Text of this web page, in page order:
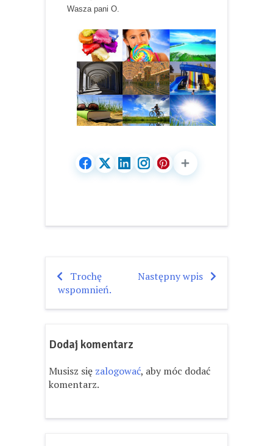
Wasza pani O.
Nawigacja
wpisu
Trochę
wspomnień.
Następny wpis
Dodaj komentarz
Musisz się zalogować, aby móc dodać
komentarz.